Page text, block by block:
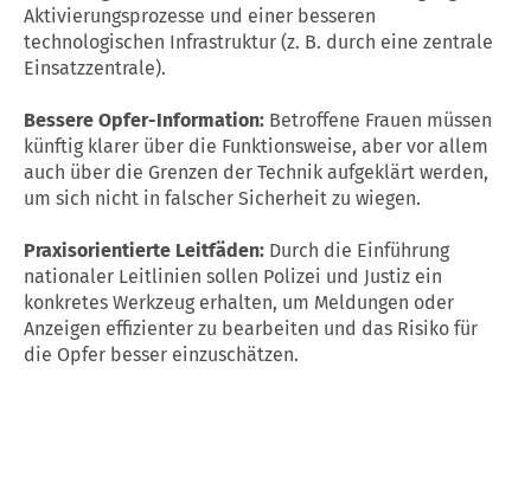
Aktivierungsprozesse und einer besseren
technologischen Infrastruktur (z. B. durch eine zentrale
Einsatzzentrale).
Bessere Opfer-Information: Betroffene Frauen müssen
künftig klarer über die Funktionsweise, aber vor allem
auch über die Grenzen der Technik aufgeklärt werden,
um sich nicht in falscher Sicherheit zu wiegen.
Praxisorientierte Leitfäden: Durch die Einführung
nationaler Leitlinien sollen Polizei und Justiz ein
konkretes Werkzeug erhalten, um Meldungen oder
Anzeigen effizienter zu bearbeiten und das Risiko für
die Opfer besser einzuschätzen.